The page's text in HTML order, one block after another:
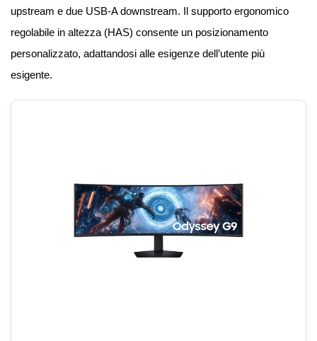
upstream e due USB-A downstream. Il supporto ergonomico
regolabile in altezza (HAS) consente un posizionamento
personalizzato, adattandosi alle esigenze dell’utente più
esigente.